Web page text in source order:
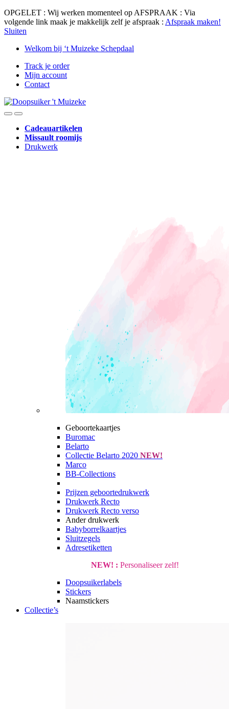
OPGELET : Wij werken momenteel op AFSPRAAK : Via
volgende link maak je makkelijk zelf je afspraak : Afspraak maken!
Sluiten
Skip
navigation
Skip
content
Welkom bij ‘t Muizeke Schepdaal
Track je order
Mijn account
Contact
Cadeauartikelen
Missault roomijs
Drukwerk
Geboortekaartjes
Buromac
Belarto
Collectie Belarto 2020 NEW!
Marco
BB-Collections
Prijzen geboortedrukwerk
Drukwerk Recto
Drukwerk Recto verso
Ander drukwerk
Babyborrelkaartjes
Sluitzegels
Adresetiketten
NEW! : Personaliseer zelf!
Doopsuikerlabels
Stickers
Naamstickers
Collectie’s